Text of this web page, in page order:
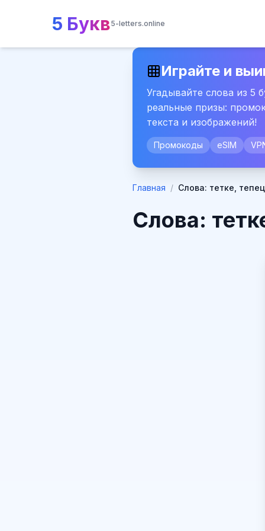
5 Букв5-letters.online
Играйте и
Угадывайте слова из 5
реальные призы:
текста и изображений!
Промокоды eSIM
Главная / Слова: тетке,
Слова: